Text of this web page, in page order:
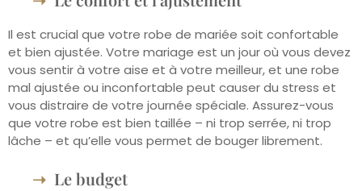
Il est crucial que votre robe de mariée soit confortable
et bien ajustée. Votre mariage est un jour où vous devez
vous sentir à votre aise et à votre meilleur, et une robe
mal ajustée ou inconfortable peut causer du stress et
vous distraire de votre journée spéciale. Assurez-vous
que votre robe est bien taillée – ni trop serrée, ni trop
lâche – et qu’elle vous permet de bouger librement.
Le budget